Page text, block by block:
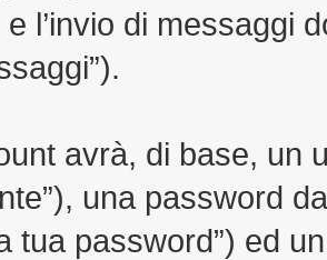
e l’invio di messaggi
avrà, di base, un
una password
tua password”) ed